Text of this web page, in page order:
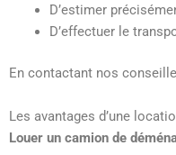
D’estimer
D’effectuer le
En contactant nos
Les avantages d’une
Louer un camion de